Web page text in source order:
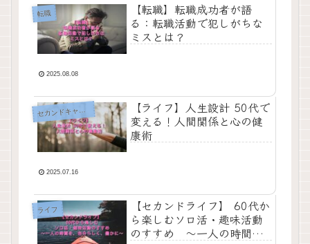
転職
【転職】転職成功者が語
る：転職活動で犯しがちな
ミスとは？
2025.08.08
セ
カンドキャリア
【ライフ】人生設計 50代で
変える！人間関係と心の健
康術
2025.07.16
ライフ
【セカンドライフ】 60代か
ら楽しむソロ活・趣味活動
のすすめ ～一人の時間